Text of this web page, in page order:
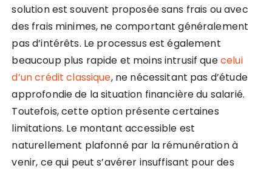
solution est souvent proposée sans frais ou avec
des frais minimes, ne comportant généralement
pas d’intérêts. Le processus est également
beaucoup plus rapide et moins intrusif quecelui
d’un crédit classique, ne nécessitant pas d’étude
approfondie de la situation financière du salarié.
Toutefois, cette option présente certaines
limitations. Le montant accessible est
naturellement plafonné par la rémunération à
venir, ce qui peut s’avérer insuffisant pour des